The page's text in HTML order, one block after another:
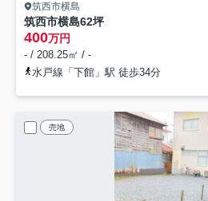
筑西市横島
筑西市横島62坪
400万円
- / 208.25㎡ / -
水戸線「下館」駅 徒歩34分
売地